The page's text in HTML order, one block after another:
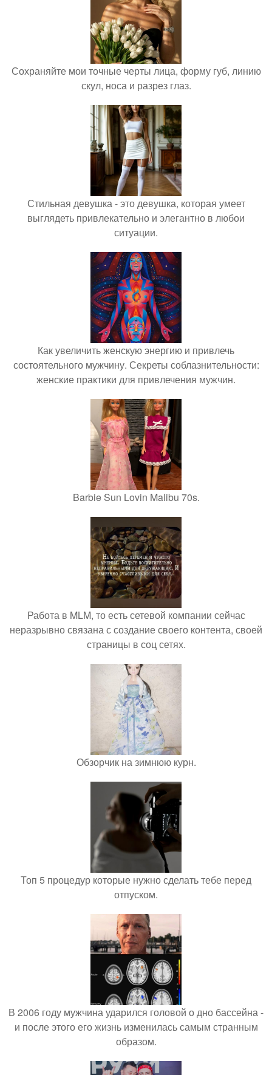
Сохраняйте мои точные черты лица, форму губ, линию
скул, носа и разрез глаз.
Стильная девушка - это девушка, которая умеет
выглядеть привлекательно и элегантно в любои
ситуации.
Как увеличить женскую энергию и привлечь
состоятельного мужчину. Секреты соблазнительности:
женские практики для привлечения мужчин.
Barbie Sun Lovin Malibu 70s.
Работа в MLM, то есть сетевой компании сейчас
неразрывно связана с создание своего контента, своей
страницы в соц сетях.
Обзорчик на зимнюю курн.
Топ 5 процедур которые нужно сделать тебе перед
отпуском.
В 2006 году мужчина ударился головой о дно бассейна -
и после этого его жизнь изменилась самым странным
образом.